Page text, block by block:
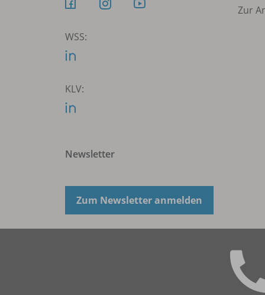
WSS:
KLV:
Newsletter
Zum Newsletter anmelden
Zur